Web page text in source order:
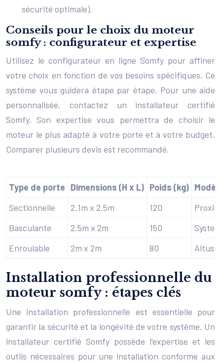
sécurité optimale).
Conseils pour le choix du moteur
somfy : configurateur et expertise
Utilisez le configurateur en ligne Somfy pour affiner
votre choix en fonction de vos besoins spécifiques. Ce
système vous guidera étape par étape. Pour une aide
personnalisée, contactez un installateur certifié
Somfy. Son expertise vous permettra de choisir le
moteur le plus adapté à votre porte et à votre budget.
Comparer plusieurs devis est recommandé.
Type de porte Dimensions (H x L) Poids (kg)
Sectionnelle
2.1m x 2.5m 120
Basculante
2.5m x 2m 150
Systel
Enroulable
2m x 2m 80 Altus
Installation professionnelle du
moteur somfy : étapes clés
Une installation professionnelle est essentielle pour
garantir la sécurité et la longévité de votre système. Un
installateur certifié Somfy possède l’expertise et les
outils nécessaires pour une installation conforme aux